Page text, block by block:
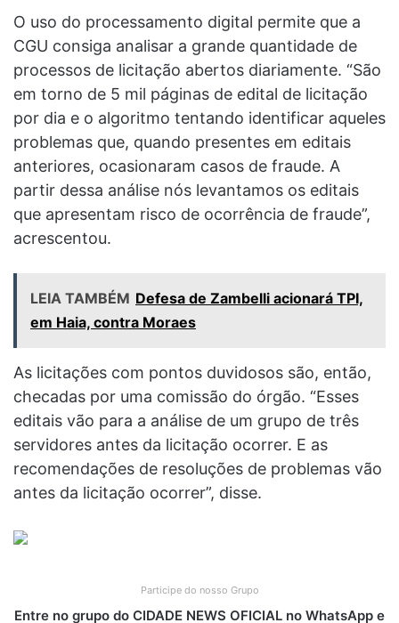
O uso do processamento digital permite que a
CGU consiga analisar a grande quantidade de
processos de licitação abertos diariamente. “São
em torno de 5 mil páginas de edital de licitação
por dia e o algoritmo tentando identificar aqueles
problemas que, quando presentes em editais
anteriores, ocasionaram casos de fraude. A
partir dessa análise nós levantamos os editais
que apresentam risco de ocorrência de fraude”,
acrescentou.
LEIA TAMBÉM Defesa de Zambelli acionará TPI,
em Haia, contra Moraes
As licitações com pontos duvidosos são, então,
checadas por uma comissão do órgão. “Esses
editais vão para a análise de um grupo de três
servidores antes da licitação ocorrer. E as
recomendações de resoluções de problemas vão
antes da licitação ocorrer”, disse.
Participe do nosso Grupo
Entre no grupo do CIDADE NEWS OFICIAL no WhatsApp e